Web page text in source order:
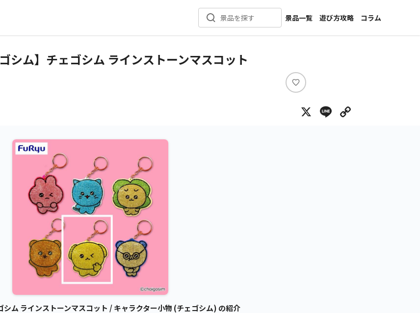
景品を探す
景品一覧
新着景品
メーカー一覧
遊び方攻略
コラム
インタビュー
シム】チェゴシム ラインストーンマスコット
い
ね
X Line
シム ラインストーンマスコット / キャラクター小物 (チェゴシム) の紹介